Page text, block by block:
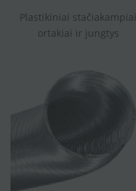
Plastikiniai stačiakampiai
ortakiai ir jungtys